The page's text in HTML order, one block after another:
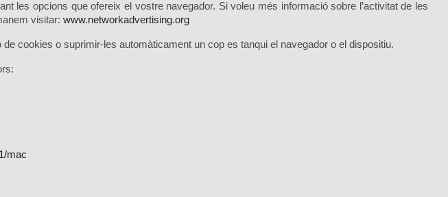
les opcions que ofereix el vostre navegador. Si voleu més informació sobre l’activitat de les
visitar: www.networkadvertising.org
de cookies o suprimir-les automàticament un cop es tanqui el navegador o el dispositiu.
mac